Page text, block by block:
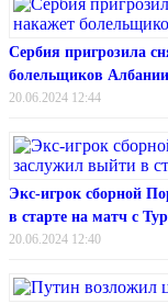
Сербия пригрозила
болельщиков
20.06.2024 12:44
Экс-игрок сборной
в старте на матч с
20.06.2024 12:40